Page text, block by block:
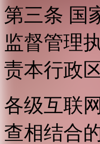
第三条 国
监督管理
责本行政
各级互联
查相结合